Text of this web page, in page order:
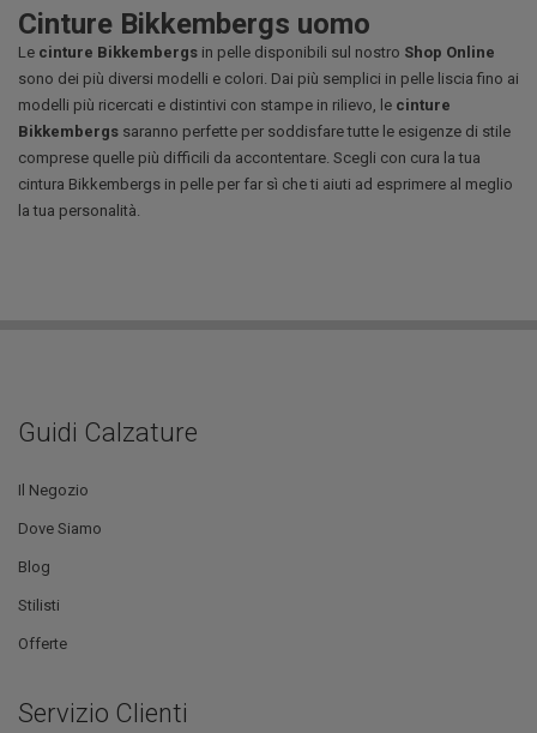
Cinture Bikkembergs uomo
Le cinture Bikkembergs in pelle disponibili sul nostro S hop Online
sono dei più diversi modelli e colori. Dai più semplici in pelle liscia fino ai
modelli più ricercati e distintivi con stampe in rilievo, le cinture
Bikkembergs saranno perfette per soddisfare tutte le esigenze di stile
comprese quelle più difficili da accontentare. Scegli con cura la tua
cintura Bikkembergs in pelle per far sì che ti aiuti ad esprimere al meglio
la tua personalità.
Guidi Calzature
Il Negozio
Dove Siamo
Blog
Stilisti
Offerte
Servizio Clienti